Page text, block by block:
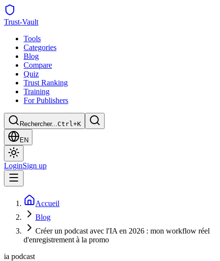
Trust-Vault
Tools
Categories
Blog
Compare
Quiz
Trust Ranking
Training
For Publishers
Rechercher...Ctrl+K
EN
LoginSign up
Accueil
Blog
Créer un podcast avec l'IA en 2026 : mon workflow réel
d'enregistrement à la promo
ia podcast